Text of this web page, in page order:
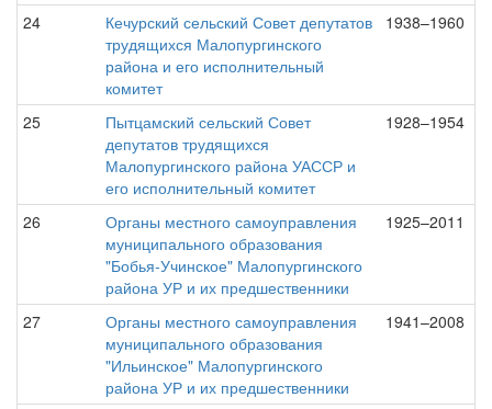
24
Кечурский сельский Совет депутатов
трудящихся Малопургинского
района и его исполнительный
комитет
1938–1960
25
Пытцамский сельский Совет
депутатов трудящихся
Малопургинского района УАССР и
его исполнительный комитет
1928–1954
26
Органы местного самоуправления
муниципального образования
"Бобья-Учинское" Малопургинского
района УР и их предшественники
1925–2011
27
Органы местного самоуправления
муниципального образования
"Ильинское" Малопургинского
района УР и их предшественники
1941–2008